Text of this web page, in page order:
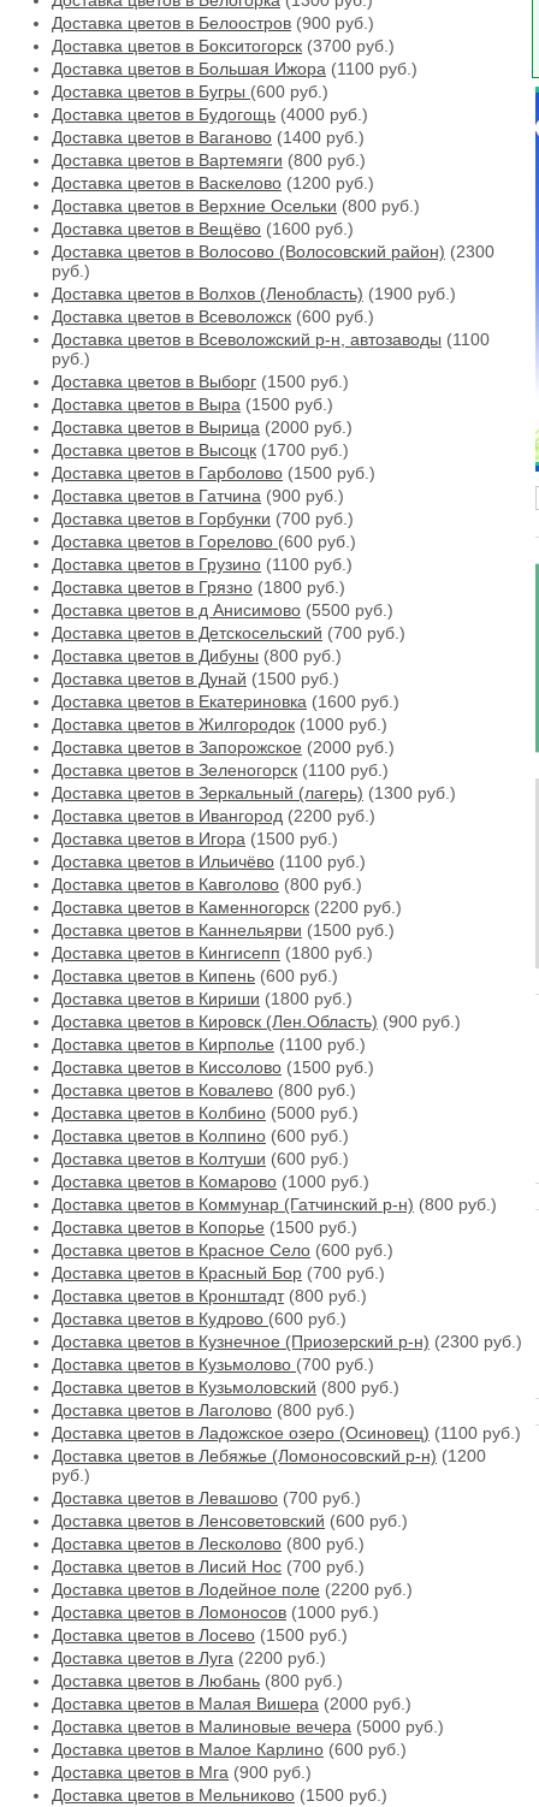
Доставка цветов в Белоостров (900 руб.)
Доставка цветов в Бокситогорск (3700 руб.)
Доставка цветов в Большая Ижора (1100 руб.)
Доставка цветов в Бугры (600 руб.)
Доставка цветов в Будогощь (4000 руб.)
Доставка цветов в Ваганово (1400 руб.)
Доставка цветов в Вартемяги (800 руб.)
Доставка цветов в Васкелово (1200 руб.)
Доставка цветов в Верхние Осельки (800 руб.)
Доставка цветов в Вещёво (1600 руб.)
Доставка цветов в Волосово (Волосовский район) (2300
руб.)
Доставка цветов в Волхов (Ленобласть) (1900 руб.)
Доставка цветов в Всеволожск (600 руб.)
Доставка цветов в Всеволожский р-н, автозаводы (1100
руб.)
Доставка цветов в Выборг (1500 руб.)
Доставка цветов в Выра (1500 руб.)
Доставка цветов в Вырица (2000 руб.)
Доставка цветов в Высоцк (1700 руб.)
Доставка цветов в Гарболово (1500 руб.)
Доставка цветов в Гатчина (900 руб.)
Доставка цветов в Горбунки (700 руб.)
Доставка цветов в Горелово (600 руб.)
Доставка цветов в Грузино (1100 руб.)
Доставка цветов в Грязно (1800 руб.)
Доставка цветов в д Анисимово (5500 руб.)
Доставка цветов в Детскосельский (700 руб.)
Доставка цветов в Дибуны (800 руб.)
Доставка цветов в Дунай (1500 руб.)
Доставка цветов в Екатериновка (1600 руб.)
Доставка цветов в Жилгородок (1000 руб.)
Доставка цветов в Запорожское (2000 руб.)
Доставка цветов в Зеленогорск (1100 руб.)
Доставка цветов в Зеркальный (лагерь) (1300 руб.)
Доставка цветов в Ивангород (2200 руб.)
Доставка цветов в Игора (1500 руб.)
Доставка цветов в Ильичёво (1100 руб.)
Доставка цветов в Кавголово (800 руб.)
Доставка цветов в Каменногорск (2200 руб.)
Доставка цветов в Каннельярви (1500 руб.)
Доставка цветов в Кингисепп (1800 руб.)
Доставка цветов в Кипень (600 руб.)
Доставка цветов в Кириши (1800 руб.)
Доставка цветов в Кировск (Лен.Область) (900 руб.)
Доставка цветов в Кирполье (1100 руб.)
Доставка цветов в Киссолово (1500 руб.)
Доставка цветов в Ковалево (800 руб.)
Доставка цветов в Колбино (5000 руб.)
Доставка цветов в Колпино (600 руб.)
Доставка цветов в Колтуши (600 руб.)
Доставка цветов в Комарово (1000 руб.)
Доставка цветов в Коммунар (Гатчинский р-н) (800 руб.)
Доставка цветов в Копорье (1500 руб.)
Доставка цветов в Красное Село (600 руб.)
Доставка цветов в Красный Бор (700 руб.)
Доставка цветов в Кронштадт(800 руб.)
Доставка цветов в Кудрово (600 руб.)
Доставка цветов в Кузнечное (Приозерский р-н) (2300 руб.)
Доставка цветов в Кузьмолово (700 руб.)
Доставка цветов в Кузьмоловский (800 руб.)
Доставка цветов в Лаголово (800 руб.)
Доставка цветов в Ладожское озеро (Осиновец) (1100 руб.)
Доставка цветов в Лебяжье (Ломоносовский р-н) (1200
руб.)
Доставка цветов в Левашово (700 руб.)
Доставка цветов в Ленсоветовский (600 руб.)
Доставка цветов в Лесколово (800 руб.)
Доставка цветов в Лисий Нос (700 руб.)
Доставка цветов в Лодейное поле (2200 руб.)
Доставка цветов в Ломоносов (1000 руб.)
Доставка цветов в Лосево (1500 руб.)
Доставка цветов в Луга (2200 руб.)
Доставка цветов в Любань (800 руб.)
Доставка цветов в Малая Вишера (2000 руб.)
Доставка цветов в Малиновые вечера (5000 руб.)
Доставка цветов в Малое Карлино (600 руб.)
Доставка цветов в Мга (900 руб.)
Доставка цветов в Мельниково (1500 руб.)